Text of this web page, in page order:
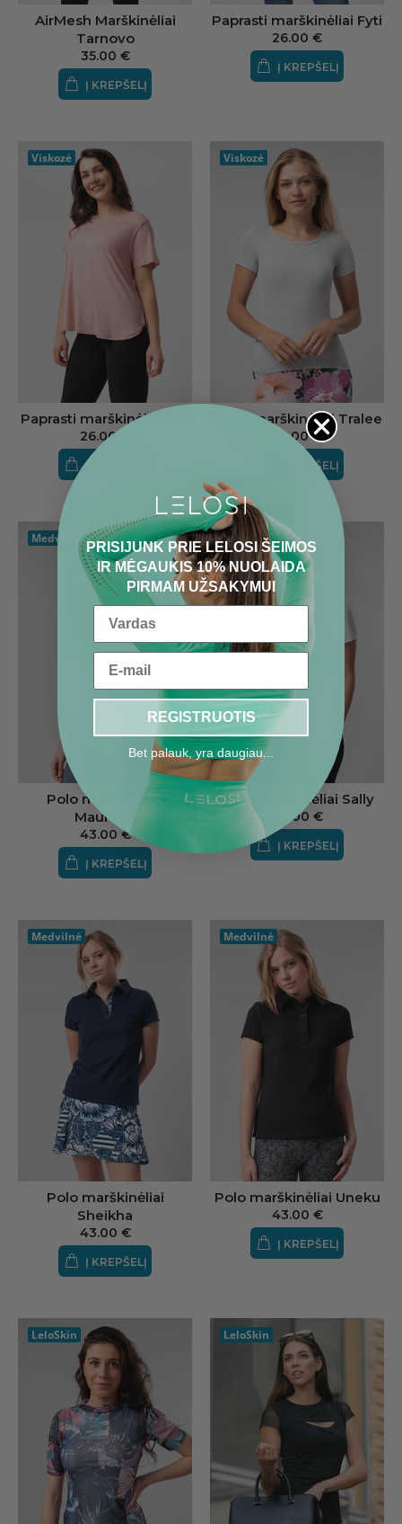
AirMesh Marškinėliai
Tarnovo
35.00 €
Į KREPŠELĮ
Paprasti marškinėliai Fyti
26.00 €
Į KREPŠELĮ
Viskozė
Paprasti marškinėliai Inia
26.00 €
Į KREPŠELĮ
Viskozė
Basic marškinėliai Tralee
29.00 €
Į KREPŠELĮ
Medvilnė
Polo marškinėliai
Maureen
43.00 €
Į KREPŠELĮ
Medvilnė
Polo marškinėliai Sally
43.00 €
Į KREPŠELĮ
Medvilnė
Polo marškinėliai
Sheikha
43.00 €
Į KREPŠELĮ
Medvilnė
Polo marškinėliai Uneku
43.00 €
Į KREPŠELĮ
LeloSkin LeloSkin
PRISIJUNK PRIE LELOSI ŠEIMOS
IR MĖGAUKIS 10% NUOLAIDA
PIRMAM UŽSAKYMUI
REGISTRUOTIS
Bet palauk, yra daugiau...